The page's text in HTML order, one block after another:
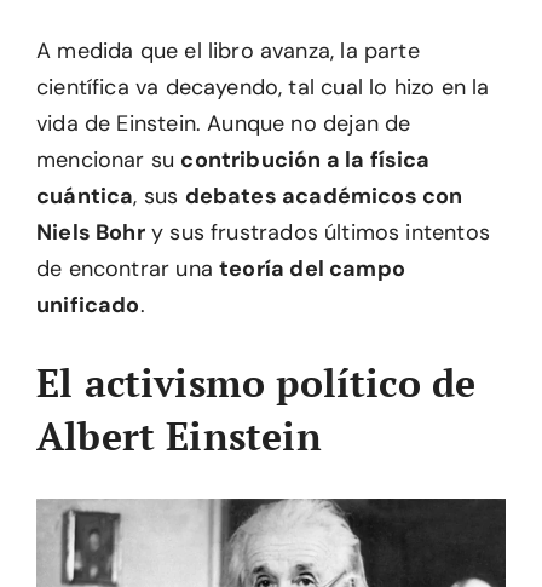
A medida que el libro avanza, la parte
científica va decayendo, tal cual lo hizo en la
vida de Einstein. Aunque no dejan de
mencionar su contribución a la física
cuántica, sus debates académicos con
Niels Bohry sus frustrados últimos intentos
de encontrar unateoría del campo
unificado.
El activismo político de
Albert Einstein